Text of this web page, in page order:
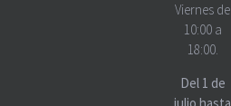
Viernes de
10:00 a
18:00.
Del 1 de